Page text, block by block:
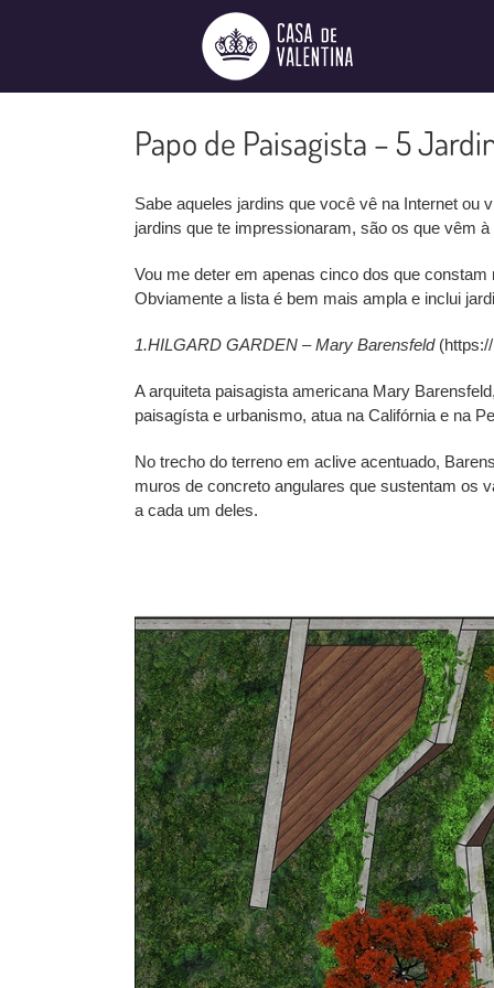
Papo de Paisagista – 5
Sabe aqueles jardins que você vê na Internet ou
jardins que te impressionaram, são os que vêm à
Vou me deter em apenas cinco dos que
Obviamente a lista é bem mais ampla e inclui
1.HILGARD GARDEN – Mary Barensfeld
A arquiteta paisagista americana Mary
paisagísta e urbanismo, atua na Califórnia e na
No trecho do terreno em aclive acentuado,
muros de concreto angulares que sustentam os
a cada um deles.